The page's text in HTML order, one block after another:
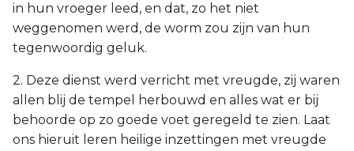
in hun vroeger leed, en dat, zo het niet
weggenomen werd, de worm zou zijn van hun
tegenwoordig geluk.
2. Deze dienst werd verricht met vreugde, zij waren
allen blij de tempel herbouwd en alles wat er bij
behoorde op zo goede voet geregeld te zien. Laat
ons hieruit leren heilige inzettingen met vreugde